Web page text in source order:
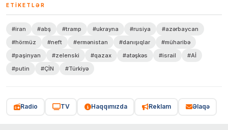
ETIKETLƏR
#iran #abş #tramp #ukrayna #rusiya
#azərbaycan
#hörmüz
#neft #ermənistan #danışıqlar
#müharibə
#paşinyan
#zelenski #qazax #atəşkəs #israil
#Aİ
#putin
#ÇİN #Türkiyə
Radio TV Haqqımızda Reklam Əlaqə